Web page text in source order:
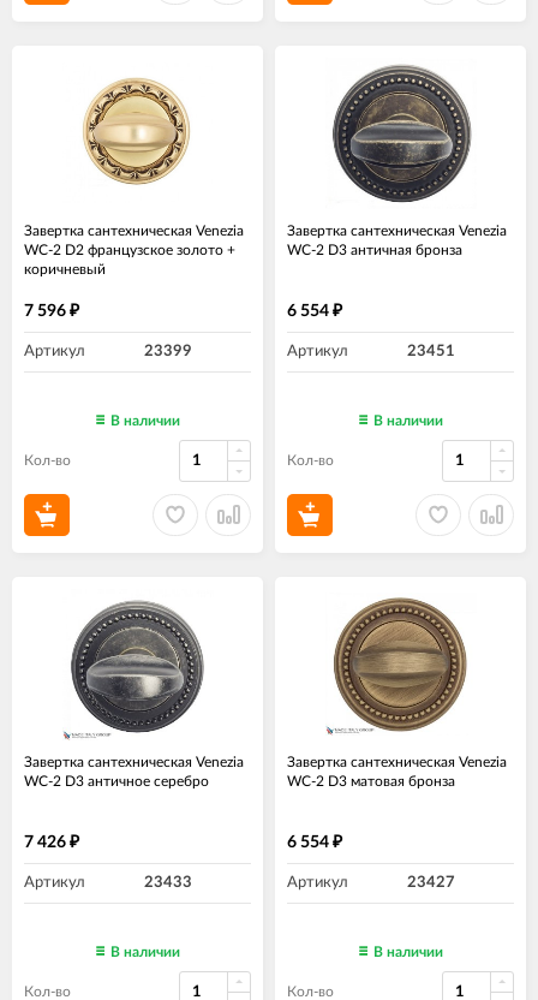
Завертка сантехническая Venezia
WC-2 D2 французское золото +
коричневый
7 596 ₽
Артикул 23399
В наличии
Кол-во
Завертка сантехническая Venezia
WC-2 D3 античная бронза
6 554 ₽
Артикул 23451
В наличии
Кол-во
Завертка сантехническая Venezia
WC-2 D3 античное серебро
7 426 ₽
Артикул 23433
В наличии
Кол-во
Завертка сантехническая Venezia
WC-2 D3 матовая бронза
6 554 ₽
Артикул 23427
В наличии
Кол-во